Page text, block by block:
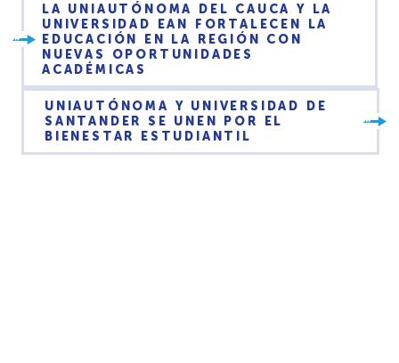
LA UNIAUTÓNOMA DEL CAUCA Y LA
UNIVERSIDAD EAN FORTALECEN LA
EDUCACIÓN EN LA REGIÓN CON
NUEVAS OPORTUNIDADES
ACADÉMICAS
UNIAUTÓNOMA Y UNIVERSIDAD DE
SANTANDER SE UNEN POR EL
BIENESTAR ESTUDIANTIL